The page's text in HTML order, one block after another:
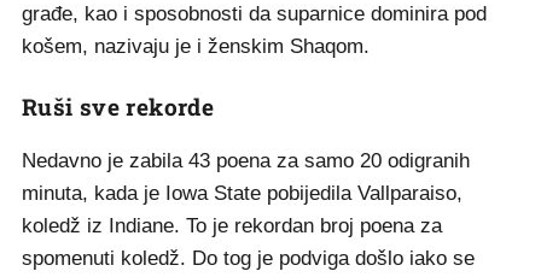
građe, kao i sposobnosti da suparnice dominira pod
košem, nazivaju je i ženskim Shaqom.
Ruši sve rekorde
Nedavno je zabila 43 poena za samo 20 odigranih
minuta, kada je Iowa State pobijedila Vallparaiso,
koledž iz Indiane. To je rekordan broj poena za
spomenuti koledž. Do tog je podviga došlo iako se